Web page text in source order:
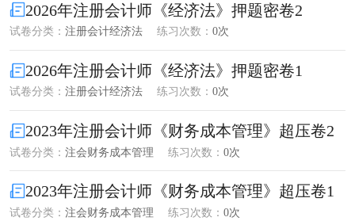
2026年注册会计师《经济法》押题密卷2
试卷分类： 注册会计经济法 练习次数： 0次
2026年注册会计师《经济法》押题密卷1
试卷分类： 注册会计经济法 练习次数： 0次
2023年注册会计师《财务成本管理》超压卷2
试卷分类： 注会财务成本管理 练习次数： 0次
2023年注册会计师《财务成本管理》超压卷1
试卷分类： 注会财务成本管理 练习次数： 0次